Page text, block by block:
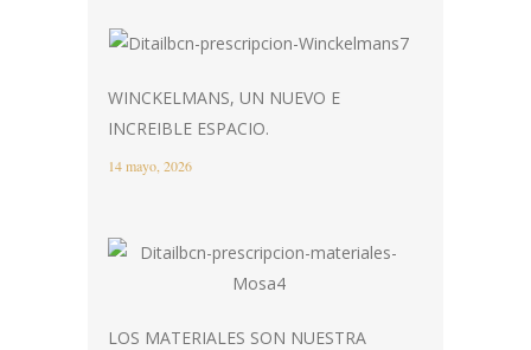
WINCKELMANS, UN NUEVO E
INCREIBLE ESPACIO.
14 mayo, 2026
LOS MATERIALES SON NUESTRA